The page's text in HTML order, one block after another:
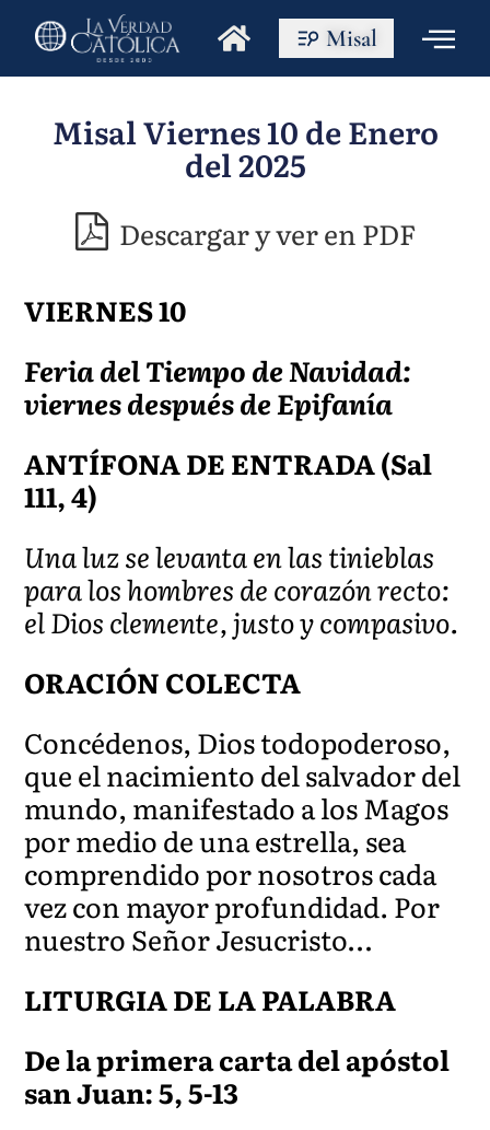
Misal
Misal Viernes 10 de Enero
del 2025
Descargar y ver en PDF
VIERNES 10
Feria del Tiempo de Navidad:
viernes después de Epifanía
ANTÍFONA DE ENTRADA(Sal
111, 4)
Una luz se levanta en las tinieblas
para los hombres de corazón recto:
el Dios clemente, justo y compasivo.
ORACIÓN COLECTA
Concédenos, Dios todopoderoso,
que el nacimiento del salvador del
mundo, manifestado a los Magos
por medio de una estrella, sea
comprendido por nosotros cada
vez con mayor profundidad. Por
nuestro Señor Jesucristo…
LITURGIA DE LA PALABRA
De la primera carta del apóstol
san Juan: 5, 5-13